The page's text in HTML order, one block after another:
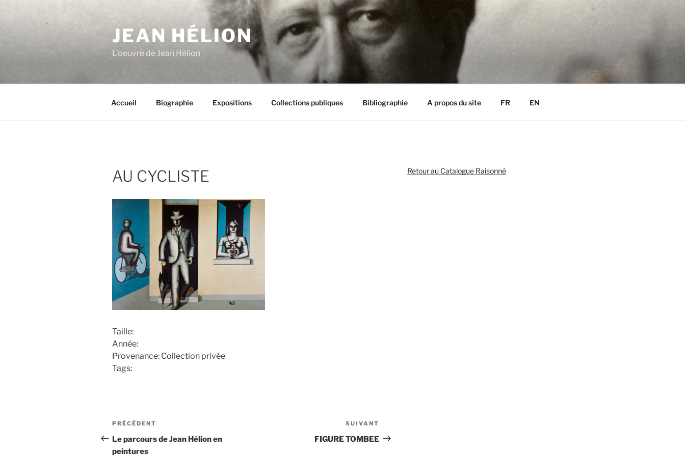
JEAN HÉLION
L’oeuvre de Jean Hélion
Accueil Biographie Expositions Collections publiques Bibliographie A propos du site FR EN
AU CYCLISTE
Taille:
Année:
Provenance: Collection privée
Tags:
Navigation
de
Article
précédent
PRÉCÉDENT
Le parcours de Jean Hélion en
peintures
suivant
SUIVANT
FIGURE TOMBEE
Retour au Catalogue Raisonné